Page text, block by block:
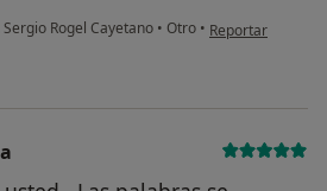
Sergio Rogel Cayetano • Otro • en opinión del
Reportar